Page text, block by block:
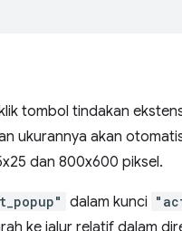
tombol tindakan
ukurannya akan
dan 800x600 piksel.
dalam kunci
ke jalur relatif dalam